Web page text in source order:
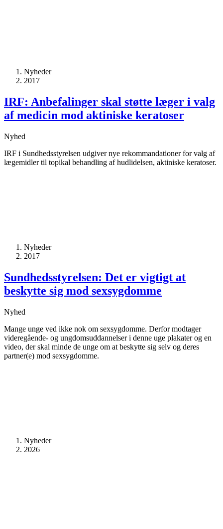
Nyheder
2017
IRF: Anbefalinger skal støtte læger i valg
af medicin mod aktiniske keratoser
Nyhed
IRF i Sundhedsstyrelsen udgiver nye rekommandationer for valg af
lægemidler til topikal behandling af hudlidelsen, aktiniske keratoser.
Nyheder
2017
Sundhedsstyrelsen: Det er vigtigt at
beskytte sig mod sexsygdomme
Nyhed
Mange unge ved ikke nok om sexsygdomme. Derfor modtager
videregående- og ungdomsuddannelser i denne uge plakater og en
video, der skal minde de unge om at beskytte sig selv og deres
partner(e) mod sexsygdomme.
Nyheder
2026